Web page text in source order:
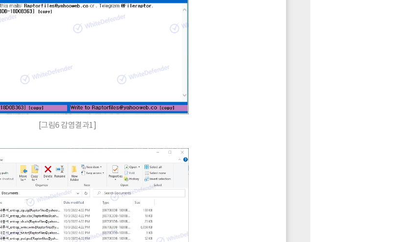
[그림6 감염결과1]